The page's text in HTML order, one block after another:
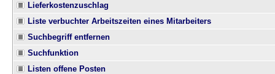
Lieferkostenzuschlag
Liste verbuchter Arbeitszeiten eines Mitarbeiters
Suchbegriff entfernen
Suchfunktion
Listen offene Posten